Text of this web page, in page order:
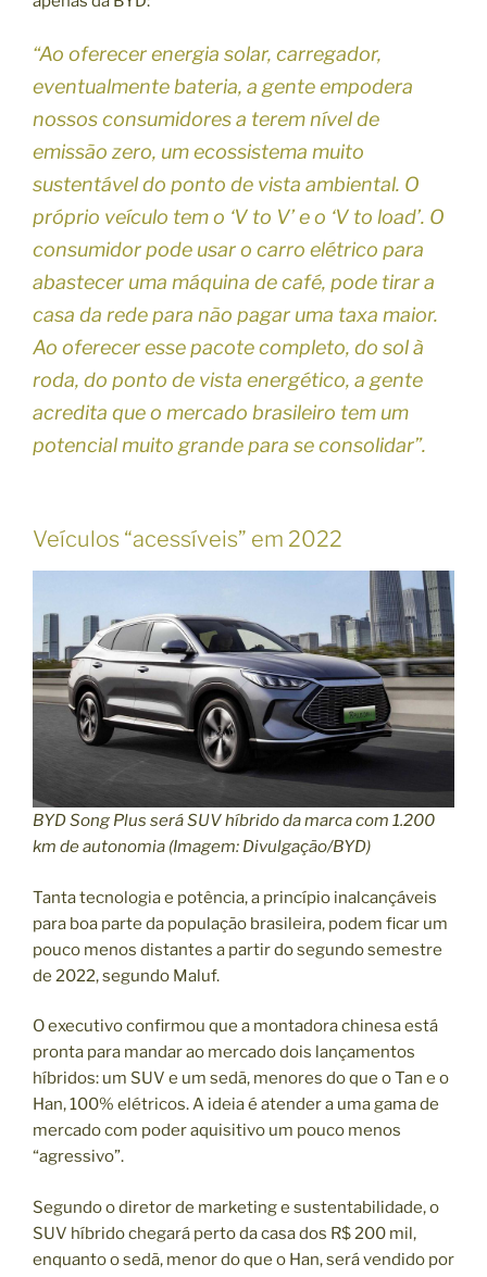
“Ao oferecer energia solar, carregador,
eventualmente bateria, a gente empodera
nossos consumidores a terem nível de
emissão zero, um ecossistema muito
sustentável do ponto de vista ambiental. O
próprio veículo tem o ‘V to V’ e o ‘V to load’. O
consumidor pode usar o carro elétrico para
abastecer uma máquina de café, pode tirar a
casa da rede para não pagar uma taxa maior.
Ao oferecer esse pacote completo, do sol à
roda, do ponto de vista energético, a gente
acredita que o mercado brasileiro tem um
potencial muito grande para se consolidar”.
Veículos “acessíveis” em 2022
BYD Song Plus será SUV híbrido da marca com 1.200
km de autonomia (Imagem: Divulgação/BYD)
Tanta tecnologia e potência, a princípio inalcançáveis
para boa parte da população brasileira, podem ficar um
pouco menos distantes a partir do segundo semestre
de 2022, segundo Maluf.
O executivo confirmou que a montadora chinesa está
pronta para mandar ao mercado dois lançamentos
híbridos: um SUV e um sedã, menores do que o Tan e o
Han, 100% elétricos. A ideia é atender a uma gama de
mercado com poder aquisitivo um pouco menos
“agressivo”.
Segundo o diretor de marketing e sustentabilidade, o
SUV híbrido chegará perto da casa dos R$ 200 mil,
enquanto o sedã, menor do que o Han, será vendido por